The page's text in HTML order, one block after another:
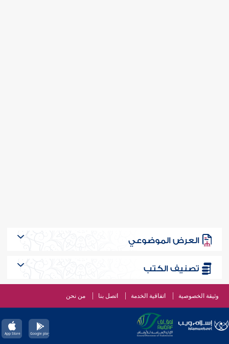
العرض الموضوعي
تصنيف الكتب
وثيقة الخصوصية اتفاقية الخدمة اتصل بنا من نحن